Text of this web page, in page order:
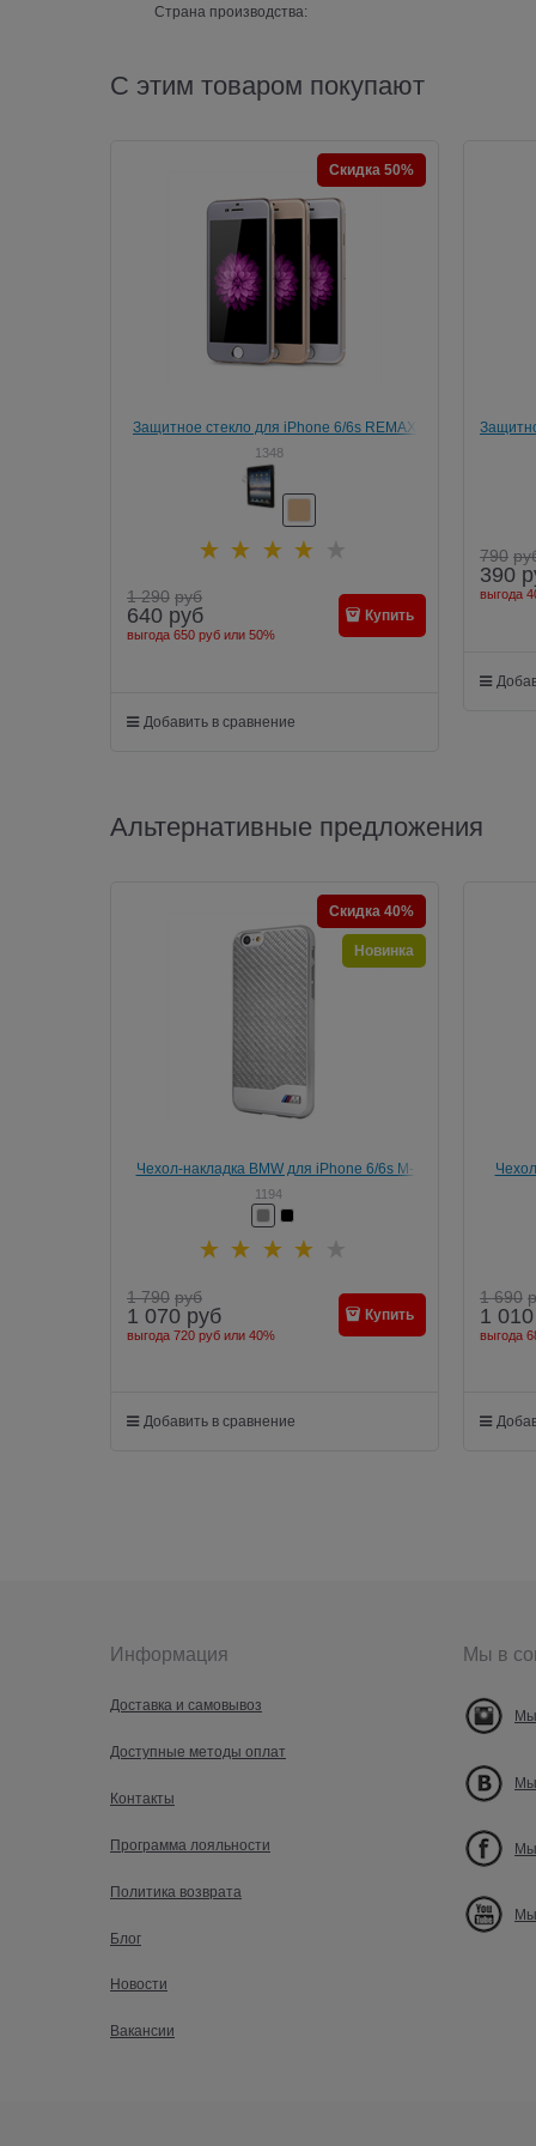
Страна производства:
С этим товаром покупают
Защитное стекло для iPhone 6/6s REMAX
Helmet Tempered Glass Protector
1348
Скидка 50%
1 290 руб
640 руб
выгода 650 руб или 50%
Купить
Добавить в сравнение
Full
790
390
выгода
Альтернативные предложения
Чехол-накладка BMW для iPhone 6/6s M-
Collection Hard Aluminium&amp;Carbon
1194
Скидка 40%
Новинка
1 790 руб
1 070 руб
выгода 720 руб или 40%
Купить
Добавить в сравнение
1 690
1 010
выгода
Информация
Доставка и самовывоз
Доступные методы оплат
Контакты
Программа лояльности
Политика возврата
Блог
Новости
Вакансии
Мы в
Мы
Мы
Мы
Мы